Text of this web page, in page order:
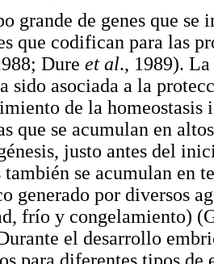
grande de genes que se
que codifican para las
Dure et al., 1989). La
sido asociada a la
de la
que se acumulan en
justo antes del
también se acumulan en
generado por diversos
frío y congelamiento)
el desarrollo